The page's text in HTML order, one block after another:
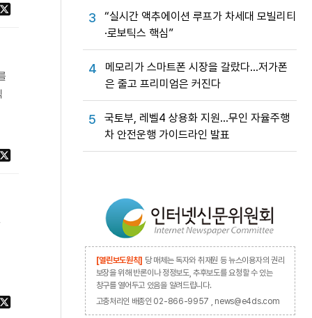
3
“실시간 액추에이션 루프가 차세대 모빌리티
·로보틱스 핵심”
4
메모리가 스마트폰 시장을 갈랐다…저가폰
은 줄고 프리미엄은 커진다
5
국토부, 레벨4 상용화 지원…무인 자율주행
차 안전운행 가이드라인 발표
[열린보도원칙] 당 매체는 독자와 취재원 등 뉴스이용자의 권리
보장을 위해 반론이나 정정보도, 추후보도를 요청할 수 있는
창구를 열어두고 있음을 알려드립니다.
고충처리인 배종인 02-866-9957 , news@e4ds.com